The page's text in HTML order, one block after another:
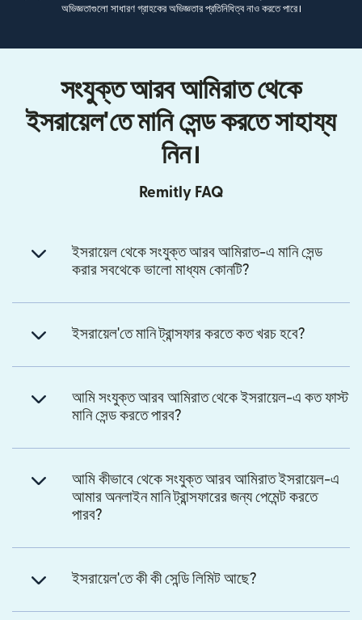
অভিজ্ঞতাগুলো সাধারণ গ্রাহকের অভিজ্ঞতার প্রতিনিধিত্ব নাও করতে পারে।
সংযুক্ত আরব আমিরাত থেকে
ইসরায়েল'তে মানি সেন্ড করতে সাহায্য
নিন।
Remitly FAQ
ইসরায়েল থেকে সংযুক্ত আরব আমিরাত-এ মানি সেন্ড
করার সবথেকে ভালো মাধ্যম কোনটি?
ইসরায়েল'তে মানি ট্রান্সফার করতে কত খরচ হবে?
আমি সংযুক্ত আরব আমিরাত থেকে ইসরায়েল-এ কত ফাস্ট
মানি সেন্ড করতে পারব?
আমি কীভাবে থেকে সংযুক্ত আরব আমিরাত ইসরায়েল-এ
আমার অনলাইন মানি ট্রান্সফারের জন্য পেমেন্ট করতে
পারব?
ইসরায়েল'তে কী কী সেন্ডি লিমিট আছে?